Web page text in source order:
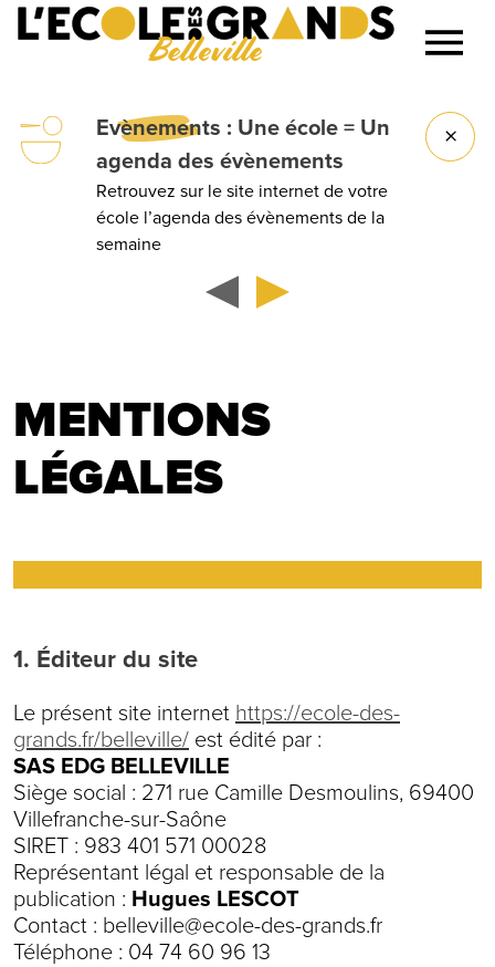
Belleville
Lancer la recherche
Evènements: Une école = Un
agenda des évènements
Retrouvez sur le site internet de votre
école l’agenda des évènements de la
semaine
MENTIONS
LÉGALES
1. Éditeur du site
Le présent site internet https://ecole-des-
grands.fr/belleville/ est édité par :
SAS EDG BELLEVILLE
Siège social : 271 rue Camille Desmoulins, 69400
Villefranche-sur-Saône
SIRET : 983 401 571 00028
Représentant légal et responsable de la
publication : Hugues LESCOT
Contact : belleville@ecole-des-grands.fr
Téléphone : 04 74 60 96 13